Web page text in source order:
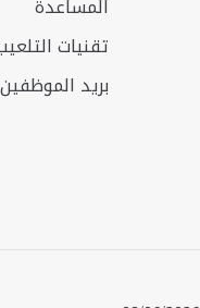
المساعدة
تقنيات
بريد الموظفين